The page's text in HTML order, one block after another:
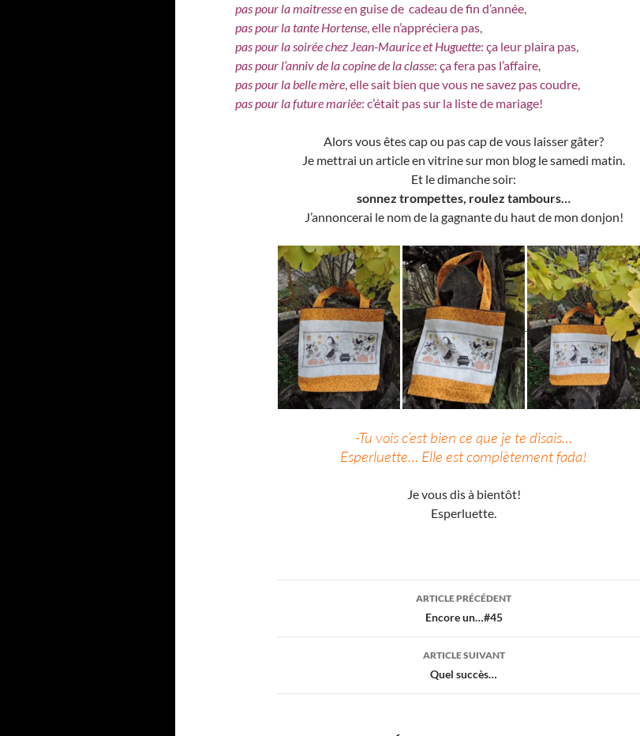
pas pour la maitresseen guise de cadeau de fin d’année,
pas pour la tante Hortense, elle n’appréciera pas,
pas pour la soirée chez Jean-Maurice et Huguette: ça leur plaira pas,
pas pour l’anniv de la copine de la classe: ça fera pas l’affaire,
pas pour la belle mère, elle sait bien que vous ne savez pas coudre,
pas pour la future mariée: c’était pas sur la liste de mariage!
Alors vous êtes cap ou pas cap de vous laisser gâter?
Je mettrai un article en vitrine sur mon blog le samedi matin.
Et le dimanche soir:
sonnez trompettes, roulez tambours…
J’annoncerai le nom de la gagnante du haut de mon donjon!
-Tu vois c’est bien ce que je te disais…
Esperluette… Elle est complètement fada!
Je vous dis à bientôt!
Esperluette.
ARTICLE PRÉCÉDENT
Encore un…#45
ARTICLE SUIVANT
Quel succès…